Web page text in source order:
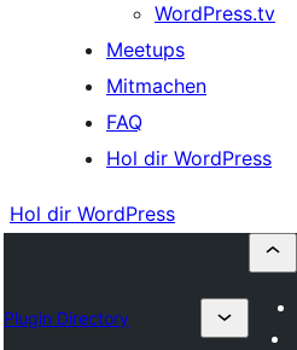
WordPress.tv
Meetups
Mitmachen
FAQ
Hol dir WordPress
Hol dir WordPress
Plugin Directory